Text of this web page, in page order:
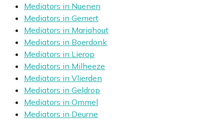
Mediators in Nuenen
Mediators in Gemert
Mediators in Mariahout
Mediators in Boerdonk
Mediators in Lierop
Mediators in Milheeze
Mediators in Vlierden
Mediators in Geldrop
Mediators in Ommel
Mediators in Deurne